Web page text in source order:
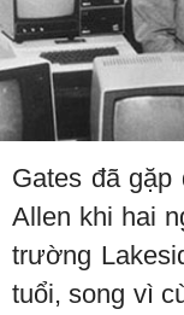
Gates đã gặp
Allen khi hai
trường
tuổi, song vì